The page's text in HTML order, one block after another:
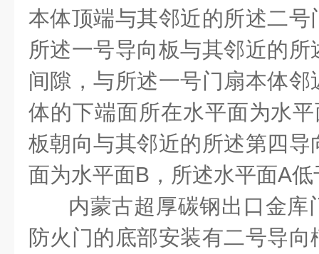
本体顶端与其邻近的所述二
所述一号导向板与其邻近的
间隙，与所述一号门扇本体
体的下端面所在水平面为水
板朝向与其邻近的所述第四
面为水平面B ，所述水平面A低
内蒙古超厚碳钢出口金库
防火门的底部安装有二号导